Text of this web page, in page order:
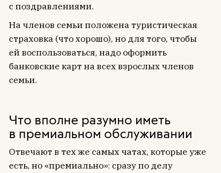
с поздравлениями.
На членов семьи положена туристическая
страховка (что хорошо), но для того, чтобы
ей воспользоваться, надо оформить
банковские карт на всех взрослых членов
семьи.
Что вполне разумно иметь
в премиальном обслуживании
Отвечают в тех же самых чатах, которые уже
есть, но «премиально»: сразу по делу